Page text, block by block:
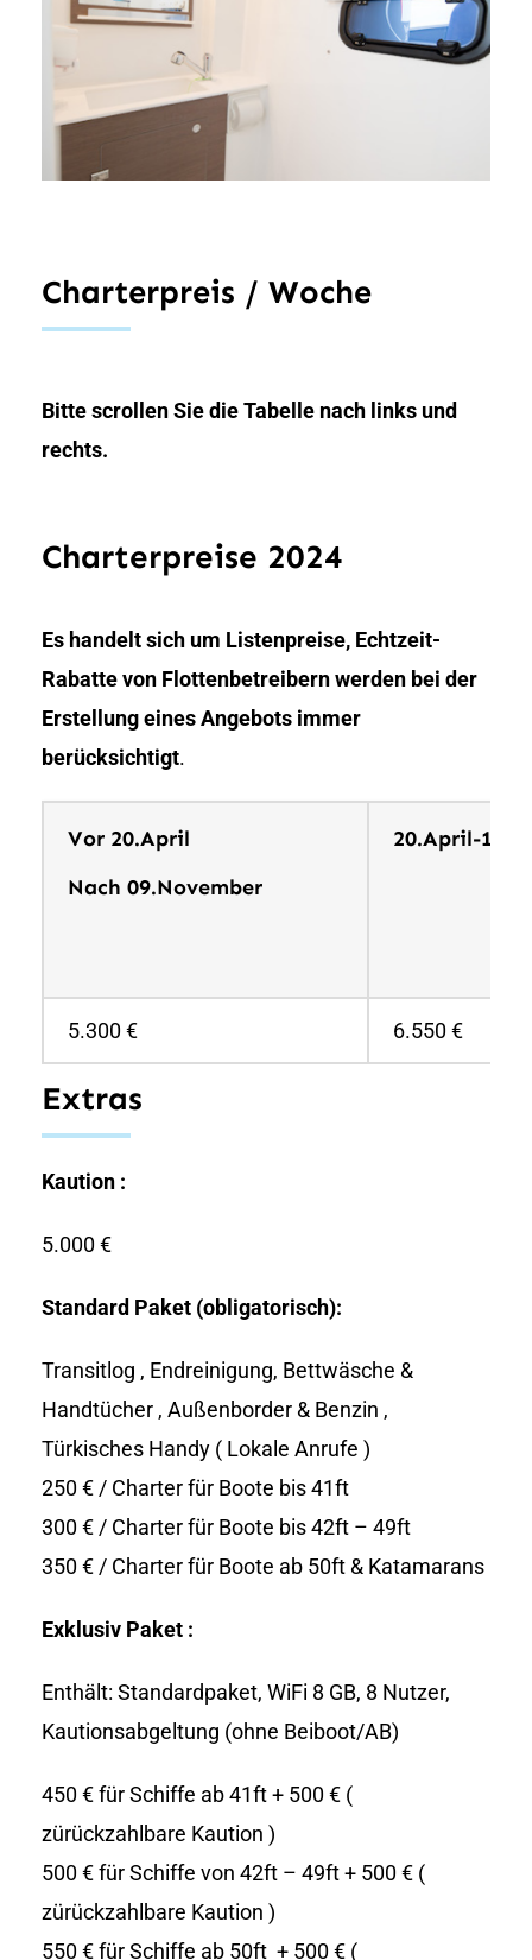
Charterpreis / Woche
Bitte scrollen Sie die Tabelle nach links und
rechts.
Charterpreise 2024
Es handelt sich um Listenpreise, Echtzeit-
Rabatte von Flottenbetreibern werden bei der
Erstellung eines Angebots immer
berücksichtigt.
Vor 20.April
Nach 09.November
20.April-
5.300 € 6.550 €
Extras
Kaution :
5.000 €
Standard Paket (obligatorisch):
Transitlog , Endreinigung, Bettwäsche &
Handtücher , Außenborder & Benzin ,
Türkisches Handy ( Lokale Anrufe )
250 € / Charter für Boote bis 41ft
300 € / Charter für Boote bis 42ft – 49ft
350 € / Charter für Boote ab 50ft & Katamarans
Exklusiv Paket :
Enthält: Standardpaket, WiFi 8 GB, 8 Nutzer,
Kautionsabgeltung (ohne Beiboot/AB)
450 € für Schiffe ab 41ft + 500 € (
zürückzahlbare Kaution )
500 € für Schiffe von 42ft – 49ft + 500 € (
zürückzahlbare Kaution )
550 € für Schiffe ab 50ft + 500 € (